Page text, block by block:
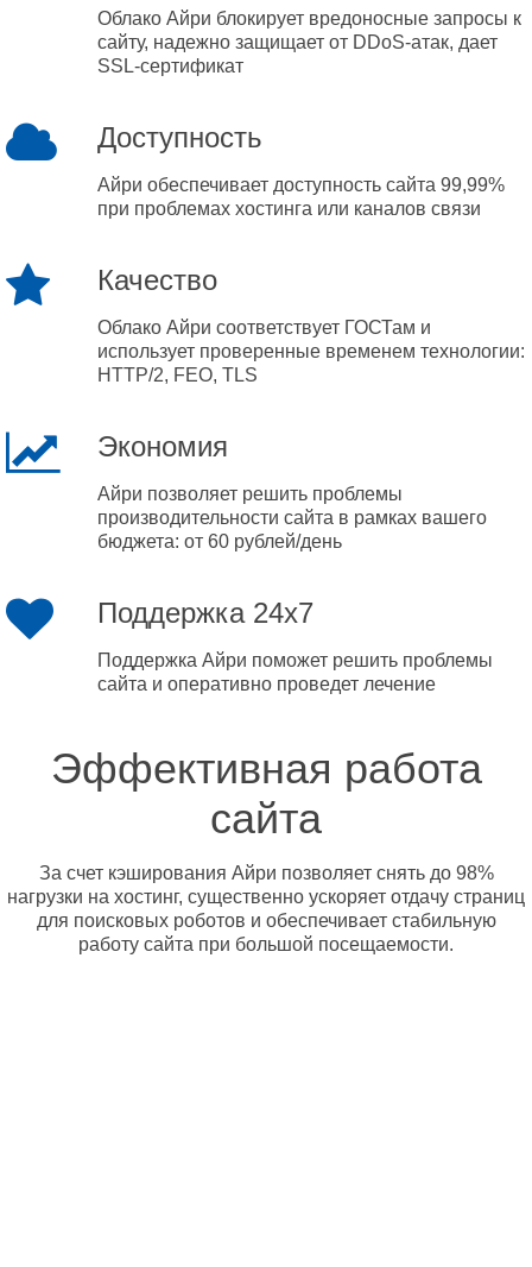
Облако Айри блокирует вредоносные запросы к
сайту, надежно защищает от DDoS-атак, дает
SSL-сертификат
Доступность
Айри обеспечивает доступность сайта 99,99%
при проблемах хостинга или каналов связи
Качество
Облако Айри соответствует ГОСТам и
использует проверенные временем технологии:
HTTP/2, FEO, TLS
Экономия
Айри позволяет решить проблемы
производительности сайта в рамках вашего
бюджета: от 60 рублей/день
Поддержка 24x7
Поддержка Айри поможет решить проблемы
сайта и оперативно проведет лечение
Эффективная работа
сайта
За счет кэширования Айри позволяет снять до 98%
нагрузки на хостинг, существенно ускоряет отдачу страниц
для поисковых роботов и обеспечивает стабильную
работу сайта при большой посещаемости.